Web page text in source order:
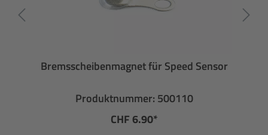
Bremsscheibenmagnet für Speed Sensor
Produktnummer: 500110
CHF 6.90*